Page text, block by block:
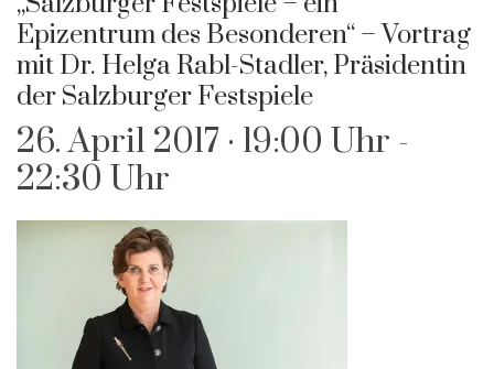
Epizentrum des Besonderen“ – Vortrag
mit Dr. Helga Rabl-Stadler, Präsidentin
der Salzburger Festspiele
26. April 2017 · 19:00 Uhr -
22:30 Uhr